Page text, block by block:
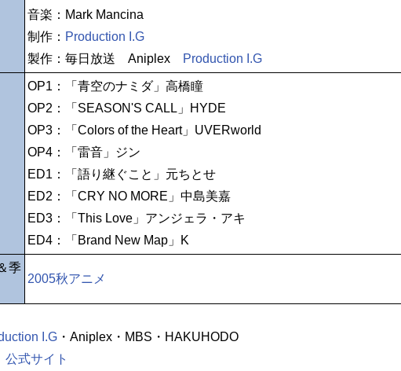
音楽：Mark Mancina
制作： Production I.G
製作：毎日放送 Aniplex
Production I.G
OP1：「青空のナミダ」高橋瞳
OP2：「SEASON'S CALL」HYDE
OP3：「Colors of the Heart」UVERworld
OP4：「雷音」ジン
ED1：「語り継ぐこと」元ちとせ
ED2：「CRY NO MORE」中島美嘉
ED3：「This Love」アンジェラ・アキ
ED4：「Brand New Map」K
季
2005秋アニメ
I.G ・Aniplex・MBS・HAKUHODO
公式サイト